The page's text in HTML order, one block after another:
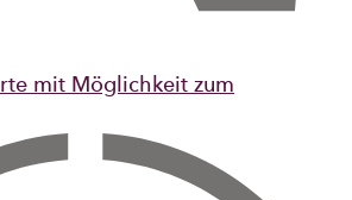
mit Möglichkeit zum